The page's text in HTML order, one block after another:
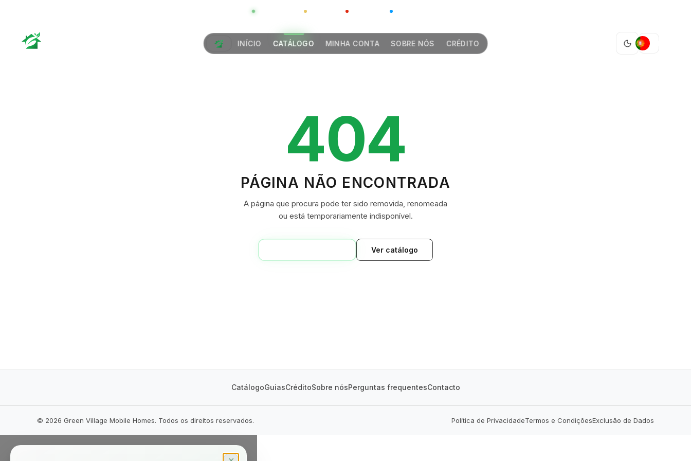
GLOBAL CHINA
INÍCIO CATÁLOGO MINHA CONTA SOBRE NÓS CRÉDITO
GREEN VILLAGE
404
PÁGINA NÃO ENCONTRADA
A página que procura pode ter sido removida, renomeada
ou está temporariamente indisponível.
Ver catálogo
CatálogoGuiasCréditoSobre nósPerguntas frequentesContacto
© 2026 Green Village Mobile Homes. Todos os direitos reservados. Política de PrivacidadeTermos e CondiçõesExclusão de Dados